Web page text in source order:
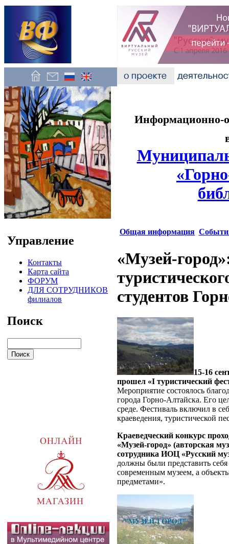
Управление
Контакты
Карта сайта
ФОРУМ
ДЛЯ СОТРУДНИКОВ
филиалов
Поиск
Информационно-
Общая информация
«Музей-
студентов
15-16
прошел «I туристический
Мероприятие состоялось
города Горно-Алтайска. Его
среде. Фестиваль включил в
краеведения, туристической
Краеведческий конкурс
«Музей-город» (авторская
сотрудника ИОЦ «Русский
должны были представить
современным музеем, а
предметами».